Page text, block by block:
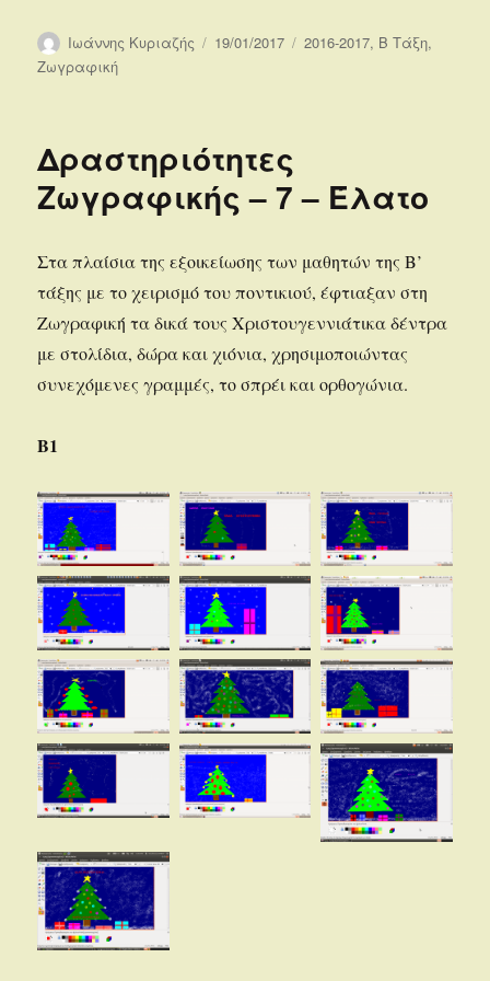
Συντάκτης
Ιωάννης Κυριαζής
Δημοσιεύτηκε
19/01/2017 Κατηγορίες
2016-2017, Β Τάξη,
Ζωγραφική
Δραστηριότητες
Ζωγραφικής – 7 – Έλατο
Στα πλαίσια της εξοικείωσης των μαθητών της Β’
τάξης με το χειρισμό του ποντικιού, έφτιαξαν στη
Ζωγραφική τα δικά τους Χριστουγεννιάτικα δέντρα
με στολίδια, δώρα και χιόνια, χρησιμοποιώντας
συνεχόμενες γραμμές, το σπρέι και ορθογώνια.
Β1